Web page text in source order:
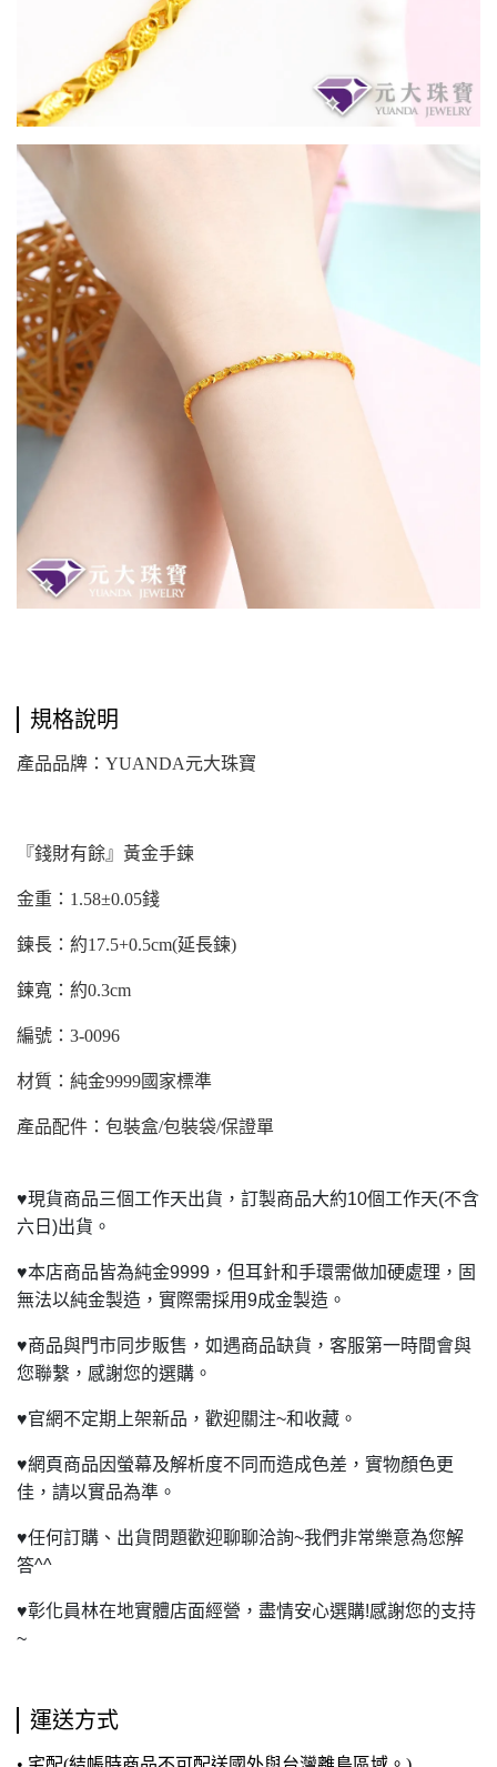
規格說明
產品品牌：YUANDA元大珠寶
『錢財有餘』黃金手鍊
金重：1.58±0.05錢
鍊長：約17.5+0.5cm(延長鍊)
鍊寬：約0.3cm
編號：3-0096
材質：純金9999國家標準
產品配件：包裝盒/包裝袋/保證單
♥現貨商品三個工作天出貨，訂製商品大約10個工作天(不含
六日)出貨。
♥本店商品皆為純金9999，但耳針和手環需做加硬處理，固
無法以純金製造，實際需採用9成金製造。
♥商品與門市同步販售，如遇商品缺貨，客服第一時間會與
您聯繫，感謝您的選購。
♥官網不定期上架新品，歡迎關注~和收藏。
♥網頁商品因螢幕及解析度不同而造成色差，實物顏色更
佳，請以實品為準。
♥任何訂購、出貨問題歡迎聊聊洽詢~我們非常樂意為您解
答^^
♥彰化員林在地實體店面經營，盡情安心選購!感謝您的支持
~
運送方式